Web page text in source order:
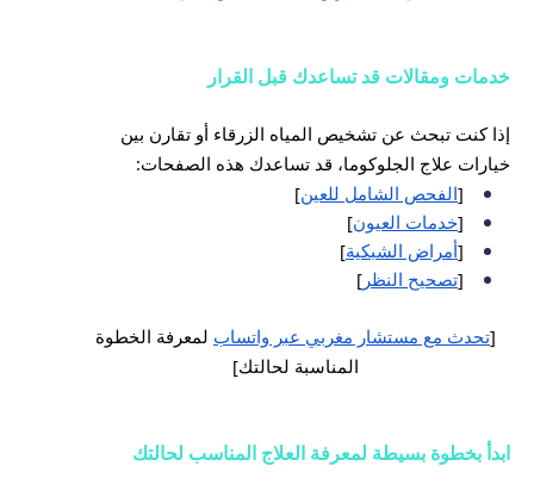
خدمات ومقالات قد تساعدك قبل القرار
إذا كنت تبحث عن تشخيص المياه الزرقاء أو تقارن بين
خيارات علاج الجلوكوما، قد تساعدك هذه الصفحات:
[الفحص الشامل للعين]
[خدمات العيون]
[أمراض الشبكية]
[تصحيح النظر ]
[تحدث مع مستشار مغربي عبر واتساب لمعرفة الخطوة
المناسبة لحالتك]
ابدأ بخطوة بسيطة لمعرفة العلاج المناسب لحالتك